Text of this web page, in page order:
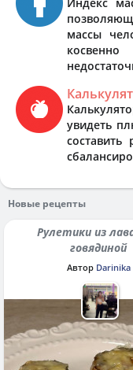
массы
увидеть
Новые рецепты
Рулетики из лаваша с
говядиной
Автор Darinika